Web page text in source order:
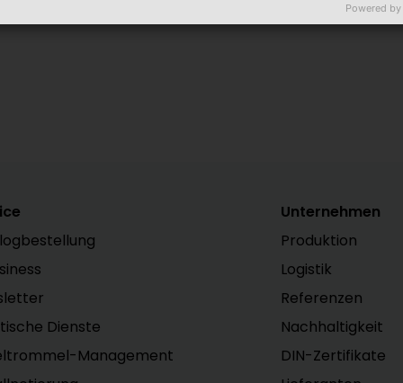
Dienste
Management
Unternehmen
Produktion
Logistik
Referenzen
Nachhaltigkeit
DIN-Zertifikate
Powered by